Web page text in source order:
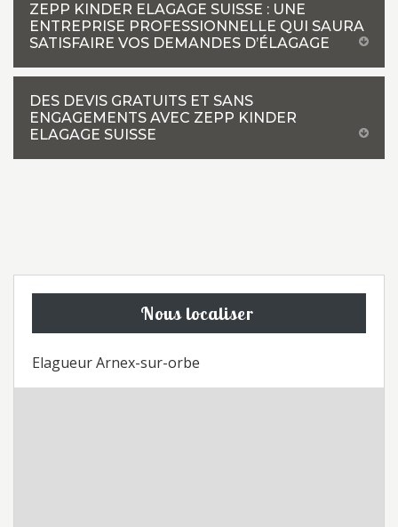
ZEPP KINDER ELAGAGE SUISSE : UNE
ENTREPRISE PROFESSIONNELLE QUI SAURA
SATISFAIRE VOS DEMANDES D’ÉLAGAGE
DES DEVIS GRATUITS ET SANS
ENGAGEMENTS AVEC ZEPP KINDER
ELAGAGE SUISSE
Nous localiser
Elagueur Arnex-sur-orbe